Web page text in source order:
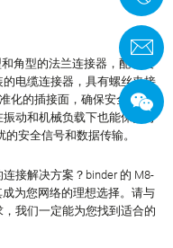
角型的法兰连接器，配有浸
电缆连接器，具有螺丝夹接
化的插接面，确保安全且无
动和机械负载下也能保持可
安全信号和数据传输。
接解决方案？binder 的 M8-
为您网络的理想选择。请与
我们一定能为您找到适合的